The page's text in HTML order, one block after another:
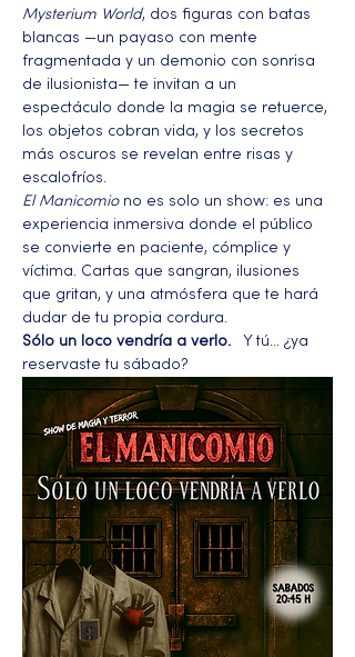
Mysterium World, dos figuras con batas
blancas —un payaso con mente
fragmentada y un demonio con sonrisa
de ilusionista— te invitan a un
espectáculo donde la magia se retuerce,
los objetos cobran vida, y los secretos
más oscuros se revelan entre risas y
escalofríos.
El Manicomio no es solo un show: es una
experiencia inmersiva donde el público
se convierte en paciente, cómplice y
víctima. Cartas que sangran, ilusiones
que gritan, y una atmósfera que te hará
dudar de tu propia cordura.
Sólo un loco vendría a verlo. Y tú… ¿ya
reservaste tu sábado?